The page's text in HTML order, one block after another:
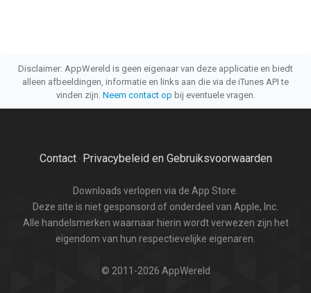
Disclaimer: AppWereld is geen eigenaar van deze applicatie en biedt
alleen afbeeldingen, informatie en links aan die via de iTunes API te
vinden zijn. Neem contact op bij eventuele vragen.
Contact· Privacybeleid en Gebruiksvoorwaarden
Downloads verlopen via de App Store.
Deze site is niet gesponsord of onderdeel van Apple, Inc.
Alle handelsmerken waarnaar hierin wordt verwezen zijn het
eigendom van hun respectievelijke eigenaren.
© 2011-2026 AppWereld